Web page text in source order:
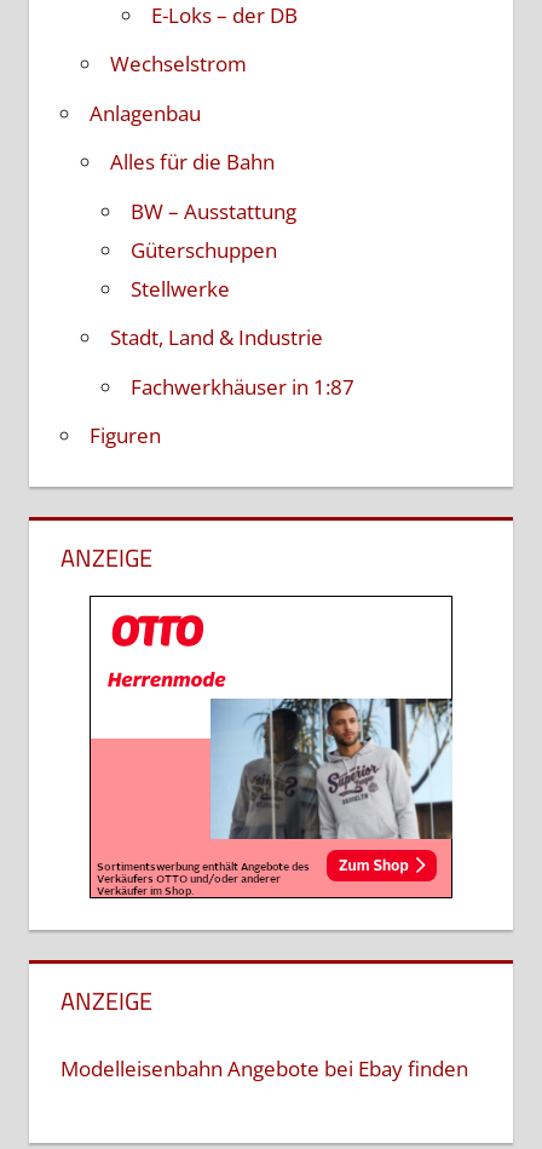
E-Loks – der DB
Wechselstrom
Anlagenbau
Alles für die Bahn
BW – Ausstattung
Güterschuppen
Stellwerke
Stadt, Land & Industrie
Fachwerkhäuser in 1:87
Figuren
ANZEIGE
ANZEIGE
Modelleisenbahn Angebote bei Ebay finden